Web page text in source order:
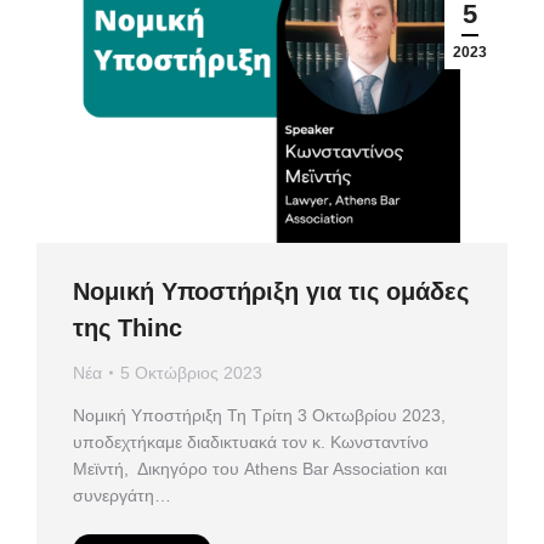
5
2023
Νομική Υποστήριξη για τις ομάδες
της Thinc
Νέα 5 Οκτώβριος 2023
Νομική Υποστήριξη Τη Τρίτη 3 Οκτωβρίου 2023,
υποδεχτήκαμε διαδικτυακά τον κ. Κωνσταντίνο
Μεϊντή, Δικηγόρο του Athens Bar Association και
συνεργάτη…